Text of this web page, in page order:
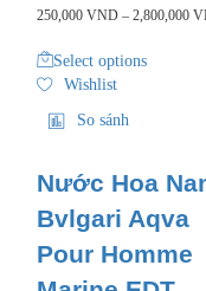
250,000 VND– 2,800,000
Select options
Wishlist
So sánh
Nước Hoa
Bvlgari Aqva
Pour Homme